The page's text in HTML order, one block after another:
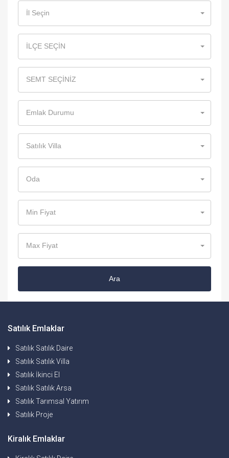
İl Seçin
İLÇE SEÇİN
SEMT SEÇİNİZ
Emlak Durumu
Satılık Villa
Oda
Min Fiyat
Max Fiyat
Ara
Satılık Emlaklar
Satılık Satılık Daire
Satılık Satılık Villa
Satılık İkinci El
Satılık Satılık Arsa
Satılık Tarımsal Yatırım
Satılık Proje
Kiralık Emlaklar